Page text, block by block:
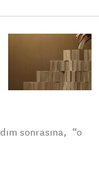
sonrasına, “o